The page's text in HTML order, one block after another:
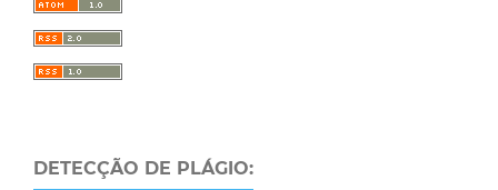
DETECÇÃO DE PLÁGIO: